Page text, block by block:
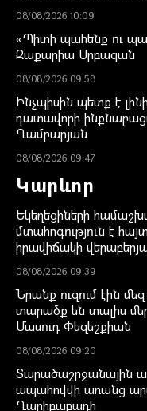
08/08/2026 10:09
«Պիտի պահենք ու
Զաքարիա Սրբազան
08/08/2026 09:58
Ինչպիսին պետք է
դատավորի
Ղամբարյան
08/08/2026 09:47
Կարևոր
Եկեղեցիների
մտահոգություն է
իրավիճակի
08/08/2026 09:39
Նրանք ուզում էին
տարածք են տալիս
Մասուդ Փեզեշքիան
08/08/2026 09:20
Տարածաշրջանային
ապահովվի առանց
Ղարիբաբադի